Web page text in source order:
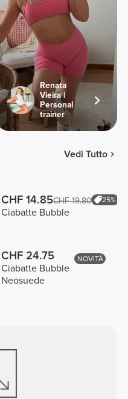
Renata
Vieira |
Personal
trainer
Vedi Tutto
CHF 14.85CHF 19.80 25%
Ciabatte Bubble
NOVITÀ
CHF 24.75
Ciabatte Bubble
Neosuede